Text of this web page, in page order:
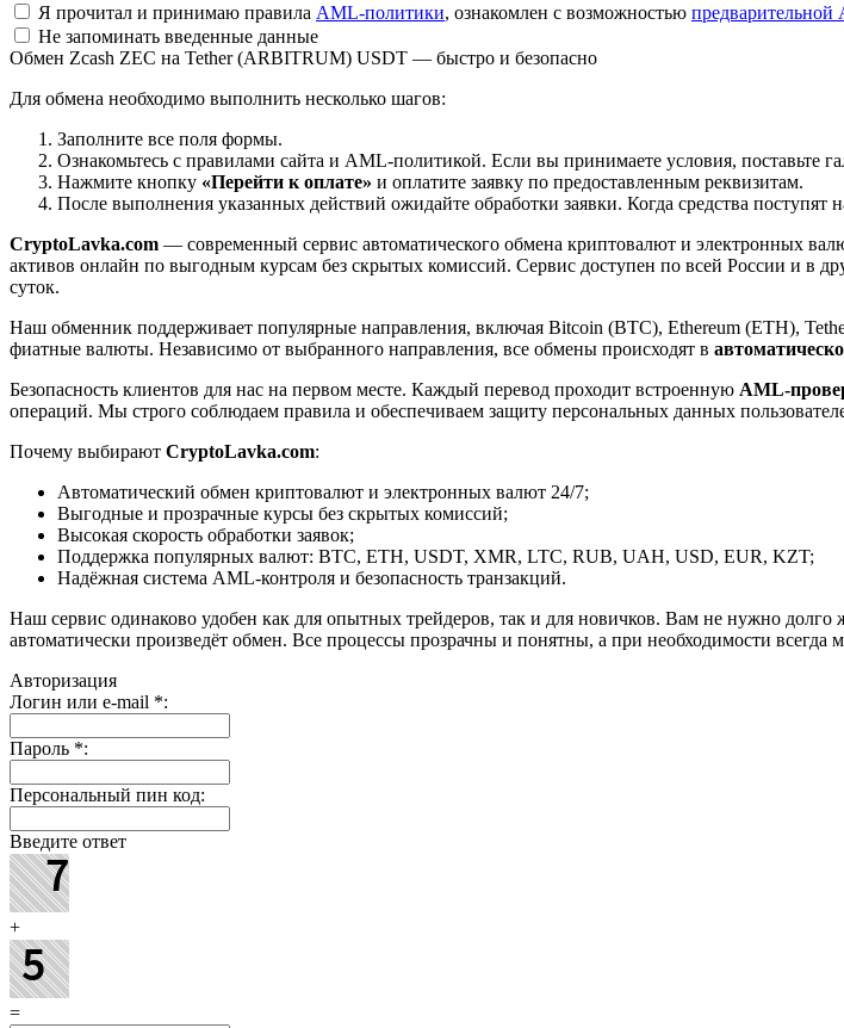
Я прочитал и принимаю правила AML-политики, ознакомлен с возможностью
Не запоминать введенные данные
Обмен Zcash ZEC на Tether (ARBITRUM) USDT — быстро и безопасно
Для обмена необходимо выполнить несколько шагов:
Заполните все поля формы.
Ознакомьтесь с правилами сайта и AML-политикой. Если вы принимаете условия, поставьте
Нажмите кнопку «Перейти к оплате» и оплатите заявку по предоставленным реквизитам.
После выполнения указанных действий ожидайте обработки заявки. Когда средства поступят
CryptoLavka.com — современный сервис автоматического обмена криптовалют и электронных
активов онлайн по выгодным курсам без скрытых комиссий. Сервис доступен по всей России и в
суток.
Наш обменник поддерживает популярные направления, включая Bitcoin (BTC), Ethereum (ETH),
фиатные валюты. Независимо от выбранного направления, все обмены происходят в
Безопасность клиентов для нас на первом месте. Каждый перевод проходит встроенную AML-
операций. Мы строго соблюдаем правила и обеспечиваем защиту персональных данных
Почему выбирают CryptoLavka.com:
Автоматический обмен криптовалют и электронных валют 24/7;
Выгодные и прозрачные курсы без скрытых комиссий;
Высокая скорость обработки заявок;
Поддержка популярных валют: BTC, ETH, USDT, XMR, LTC, RUB, UAH, USD, EUR, KZT;
Надёжная система AML-контроля и безопасность транзакций.
Наш сервис одинаково удобен как для опытных трейдеров, так и для новичков. Вам не нужно
автоматически произведёт обмен. Все процессы прозрачны и понятны, а при необходимости всегда
Авторизация
Логин или e-mail *:
Пароль *:
Персональный пин код:
Введите ответ
+
=